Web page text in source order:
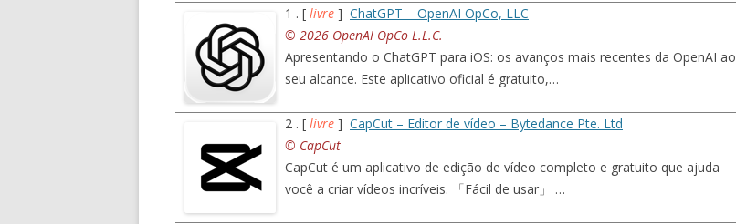
1 . [ livre ] ChatGPT – OpenAI OpCo, LLC
© 2026 OpenAI OpCo L.L.C.
Apresentando o ChatGPT para iOS: os avanços mais recentes da OpenAI ao
seu alcance. Este aplicativo oficial é gratuito,…
2 . [ livre ] CapCut – Editor de vídeo – Bytedance Pte. Ltd
© CapCut
CapCut é um aplicativo de edição de vídeo completo e gratuito que ajuda
você a criar vídeos incríveis. 「Fácil de usar」 …